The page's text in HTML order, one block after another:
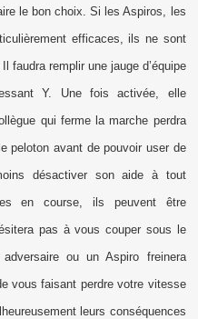
le bon choix. Si les Aspiros, les
efficaces, ils ne sont
faudra remplir une jauge d’équipe
Y. Une fois activée, elle
qui ferme la marche perdra
peloton avant de pouvoir user de
désactiver son aide à tout
en course, ils peuvent être
pas à vous couper sous le
ou un Aspiro freinera
vous faisant perdre votre vitesse
leurs conséquences